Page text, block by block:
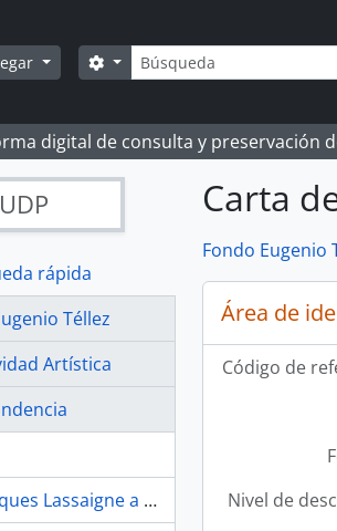
Búsqueda
Search options
digital de consulta y preservación
rápida
Téllez
Artística
Lassaigne a Téllez.
Carta
Fondo Eugenio
Área de
Código de
Nivel de